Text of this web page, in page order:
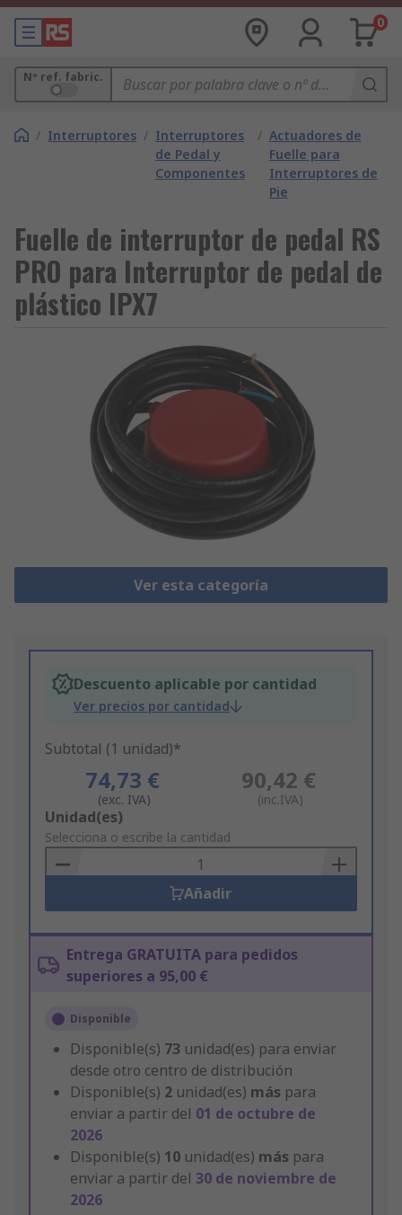
0
Nº ref. fabric.
/ Interruptores / Interruptores
de Pedal y
Componentes
/ Actuadores de
Fuelle para
Interruptores de
Pie
Fuelle de interruptor de pedal RS
PRO para Interruptor de pedal de
plástico IPX7
Ver esta categoría
Descuento aplicable por cantidad
Ver precios por cantidad
Subtotal (1 unidad)*
74,73 €
(exc. IVA)
90,42 €
(inc.IVA)
Add
to
Basket
Unidad(es)
Selecciona o escribe la cantidad
Añadir
Entrega GRATUITA para pedidos
superiores a 95,00 €
Disponible
Disponible(s) 73 unidad(es) para enviar
desde otro centro de distribución
Disponible(s) 2 unidad(es) más para
enviar a partir del 01 de octubre de
2026
Disponible(s) 10 unidad(es) más para
enviar a partir del 30 de noviembre de
2026